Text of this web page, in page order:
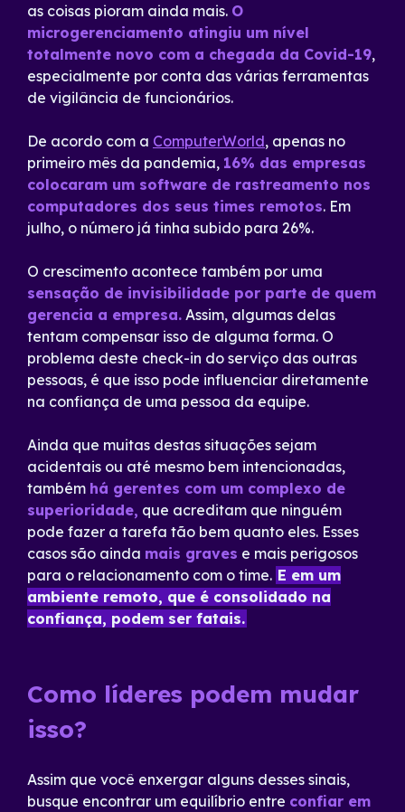
as coisas pioram ainda mais. O
microgerenciamento atingiu um nível
totalmente novo com a chegada da Covid-19,
especialmente por conta das várias ferramentas
de vigilância de funcionários.
De acordo com a ComputerWorld, apenas no
primeiro mês da pandemia, 16% das empresas
colocaram um software de rastreamento nos
computadores dos seus times remotos. Em
julho, o número já tinha subido para 26%.
O crescimento acontece também por uma
sensação de invisibilidade por parte de quem
gerencia a empresa. Assim, algumas delas
tentam compensar isso de alguma forma. O
problema deste check-in do serviço das outras
pessoas, é que isso pode influenciar diretamente
na confiança de uma pessoa da equipe.
Ainda que muitas destas situações sejam
acidentais ou até mesmo bem intencionadas,
também há gerentes com um complexo de
superioridade, que acreditam que ninguém
pode fazer a tarefa tão bem quanto eles. Esses
casos são ainda mais graves e mais perigosos
para o relacionamento com o time. E em um
ambiente remoto, que é consolidado na
confiança, podem ser fatais.
Como líderes podem mudar
isso?
Assim que você enxergar alguns desses sinais,
busque encontrar um equilíbrio entre confiar em